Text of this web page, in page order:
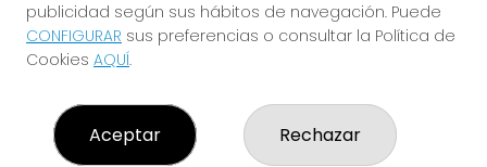
EL DRAC VERMELL DE LA SORT
¿Quiénes somos?
Comprar lotería
Contacto
Empresas
publicidad según sus hábitos de navegación. Puede
CONFIGURAR sus preferencias o consultar la Política de
Cookies AQUÍ.
Aceptar Rechazar